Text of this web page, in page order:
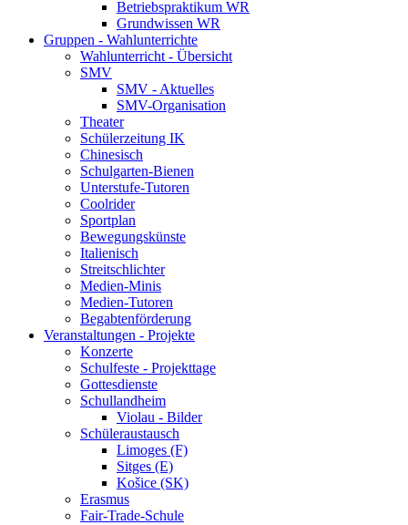
Betriebspraktikum WR
Grundwissen WR
Gruppen - Wahlunterrichte
Wahlunterricht - Übersicht
SMV
SMV - Aktuelles
SMV-Organisation
Theater
Schülerzeitung IK
Chinesisch
Schulgarten-Bienen
Unterstufe-Tutoren
Coolrider
Sportplan
Bewegungskünste
Italienisch
Streitschlichter
Medien-Minis
Medien-Tutoren
Begabtenförderung
Veranstaltungen - Projekte
Konzerte
Schulfeste - Projekttage
Gottesdienste
Schullandheim
Violau - Bilder
Schüleraustausch
Limoges (F)
Sitges (E)
Košice (SK)
Erasmus
Fair-Trade-Schule